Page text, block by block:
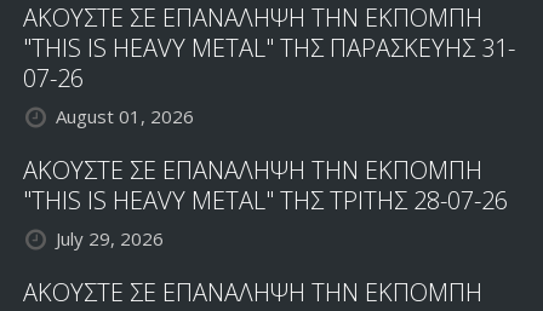
ΑΚΟΥΣΤΕ ΣΕ ΕΠΑΝΑΛΗΨΗ ΤΗΝ ΕΚΠΟΜΠΗ
"THIS IS HEAVY METAL" ΤΗΣ ΠΑΡΑΣΚΕΥΗΣ 31-
07-26
August 01, 2026
ΑΚΟΥΣΤΕ ΣΕ ΕΠΑΝΑΛΗΨΗ ΤΗΝ ΕΚΠΟΜΠΗ
"THIS IS HEAVY METAL" ΤΗΣ ΤΡΙΤΗΣ 28-07-26
July 29, 2026
ΑΚΟΥΣΤΕ ΣΕ ΕΠΑΝΑΛΗΨΗ ΤΗΝ ΕΚΠΟΜΠΗ